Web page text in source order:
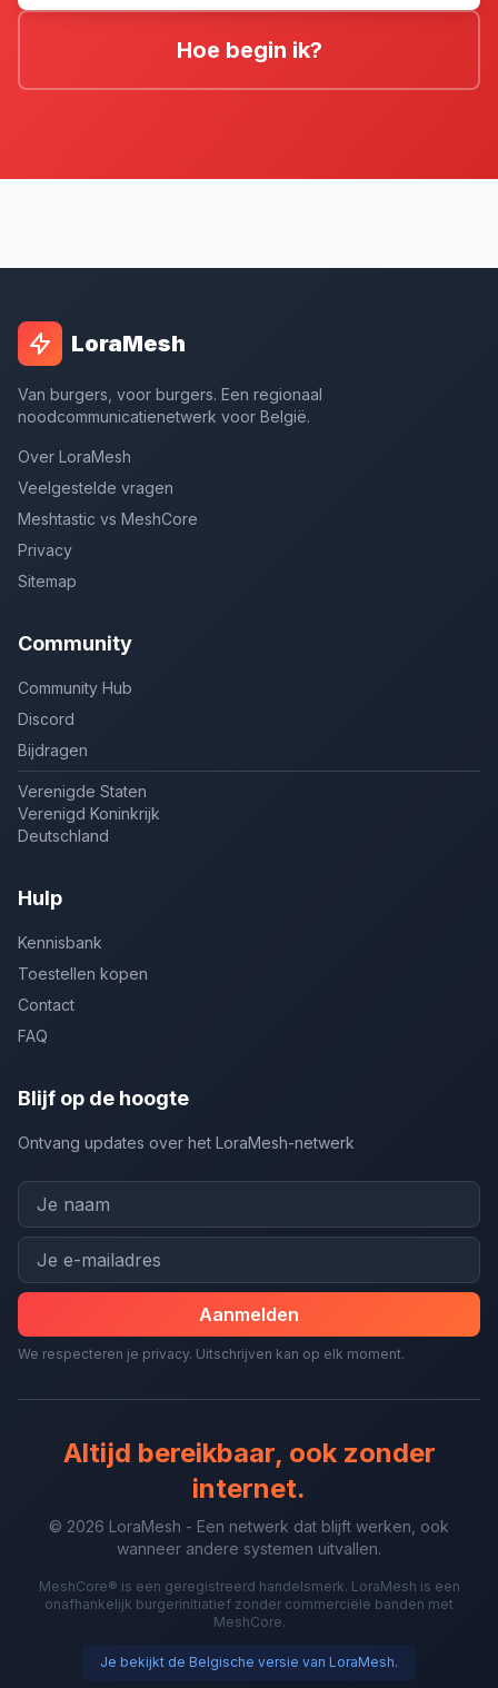
Hoe begin ik?
LoraMesh
Van burgers, voor burgers. Een regionaal
noodcommunicatienetwerk voor België.
Over LoraMesh
Veelgestelde vragen
Meshtastic vs MeshCore
Privacy
Sitemap
Community
Community Hub
Discord
Bijdragen
Verenigde Staten
Verenigd Koninkrijk
Deutschland
Hulp
Kennisbank
Toestellen kopen
Contact
FAQ
Blijf op de hoogte
Ontvang updates over het LoraMesh-netwerk
Aanmelden
We respecteren je privacy. Uitschrijven kan op elk moment.
Altijd bereikbaar, ook zonder
internet.
© 2026 LoraMesh - Een netwerk dat blijft werken, ook
wanneer andere systemen uitvallen.
MeshCore® is een geregistreerd handelsmerk. LoraMesh is een
onafhankelijk burgerinitiatief zonder commerciële banden met
MeshCore.
Je bekijkt de Belgische versie van LoraMesh.